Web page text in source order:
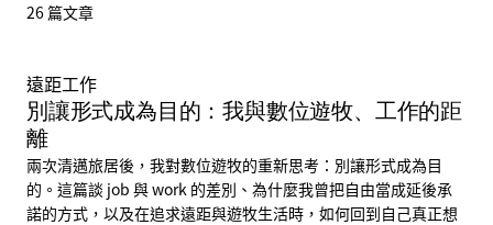
26篇文章
遠距工作
別讓形式成為目的：我與數位遊牧、工作的距
離
兩次清邁旅居後，我對數位遊牧的重新思考：別讓形式成為目
的。這篇談 job 與 work 的差別、為什麼我曾把自由當成延後承
諾的方式，以及在追求遠距與遊牧生活時，如何回到自己真正想